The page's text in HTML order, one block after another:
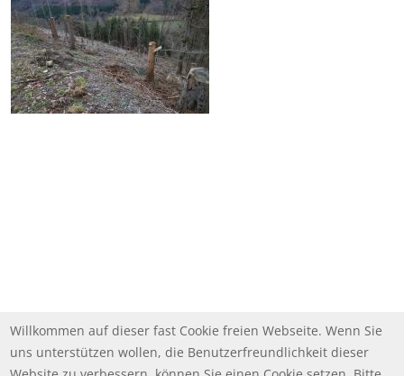
Willkommen auf dieser fast Cookie freien Webseite. Wenn Sie
uns unterstützen wollen, die Benutzerfreundlichkeit dieser